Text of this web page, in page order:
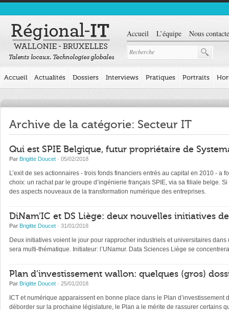
Accueil L’équipe Nous
Accueil Actualités Dossiers Interviews Pratiques Portraits
Archive de la catégorie: Secteur IT
Qui est SPIE Belgique, futur propriétaire de
Par Brigitte Doucet · 05/02/2018
L’exit de ses actionnaires - trois fonds financiers entrés au capital en 2010 -
choix: un rachat par le groupe d’ingénierie français SPIE, via sa filiale belge.
des aspects nouveaux de la transformation numérique des entreprises.
DiNam’IC et DS Liège: deux nouvelles initiatives
Par Brigitte Doucet · 31/01/2018
Deux initiatives voient le jour pour rapprocher industriels et universitaires
sera multi-thématique. Initiateur: l’UNamur. Data Sciences Liège se
Plan d’investissement wallon: quelques (gros)
Par Brigitte Doucet · 25/01/2018
ICT et numérique apparaissent en bonne place dans le Plan
déborder sur la prochaine législature, le Plan a le mérite de rassurer certains